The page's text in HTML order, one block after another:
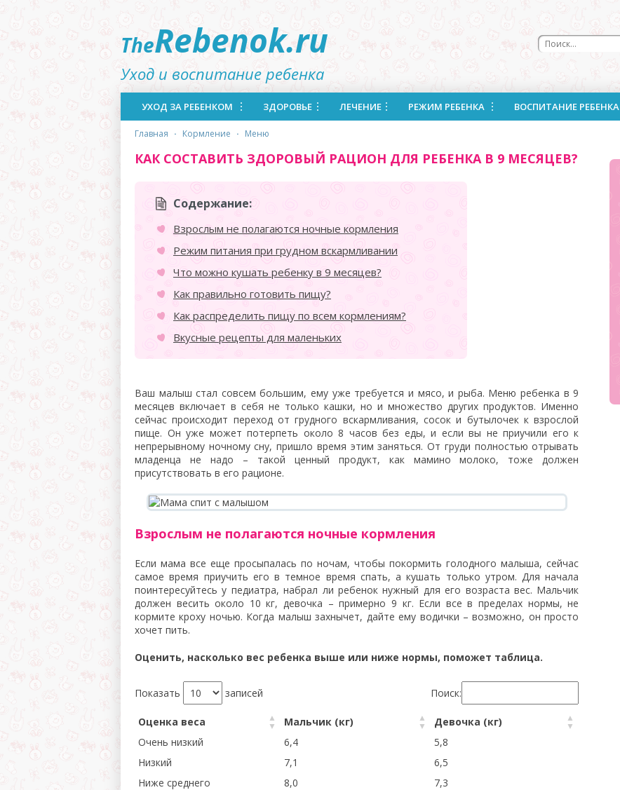
TheRebenok.ru
Уход и воспитание ребенка
УХОД ЗА РЕБЕНКОМ ЗДОРОВЬЕ ЛЕЧЕНИЕ РЕЖИМ РЕБЕНКА ВОСПИТАНИЕ РЕБЕНКА
главная · кормление · меню
КАК СОСТАВИТЬ ЗДОРОВЫЙ РАЦИОН ДЛЯ РЕБЕНКА В 9 МЕСЯЦЕВ?
Содержание:
Взрослым не полагаются ночные кормления
Режим питания при грудном вскармливании
Что можно кушать ребенку в 9 месяцев?
Как правильно готовить пищу?
Как распределить пищу по всем кормлениям?
Вкусные рецепты для маленьких
Ваш малыш стал совсем большим, ему уже требуется и мясо, и рыба. Меню ребенка в 9
месяцев включает в себя не только кашки, но и множество других продуктов. Именно
сейчас происходит переход от грудного вскармливания, сосок и бутылочек к взрослой
пище. Он уже может потерпеть около 8 часов без еды, и если вы не приучили его к
непрерывному ночному сну, пришло время этим заняться. От груди полностью отрывать
младенца не надо – такой ценный продукт, как мамино молоко, тоже должен
присутствовать в его рационе.
Взрослым не полагаются ночные кормления
Если мама все еще просыпалась по ночам, чтобы покормить голодного малыша, сейчас
самое время приучить его в темное время спать, а кушать только утром. Для начала
поинтересуйтесь у педиатра, набрал ли ребенок нужный для его возраста вес. Мальчик
должен весить около 10 кг, девочка – примерно 9 кг. Если все в пределах нормы, не
кормите кроху ночью. Когда малыш захнычет, дайте ему водички – возможно, он просто
хочет пить.
Оценить, насколько вес ребенка выше или ниже нормы, поможет таблица.
Показать записей Поиск:
Оценка веса Мальчик (кг)
Девочка (кг)
Очень низкий
6,4
5,8
Низкий
7,1
6,5
Ниже среднего
8,0
7,3